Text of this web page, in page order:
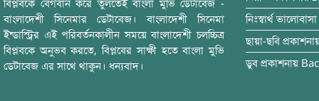
বিপ্লবকে বেগবান করে তুলতেই বাংলা মুভি ডেটাবেজ -
বাংলাদেশী সিনেমার ডেটাবেজ। বাংলাদেশী সিনেমা
ইন্ডাস্ট্রির এই পরিবর্তনকালীন সময়ে বাংলাদেশী চলচ্চিত্র
বিপ্লবকে অনুভব করতে, বিপ্লবের সাক্ষী হতে বাংলা মুভি
ডেটাবেজ এর সাথে থাকুন। ধন্যবাদ।
নিঃস্বার্থ ভালোবাসা
ছায়া-ছবি
ডুব প্রকাশনায়